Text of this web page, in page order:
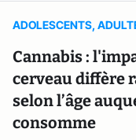
ADOLESCENTS,
Cannabis :
cerveau diffère
selon l’âge
consomme